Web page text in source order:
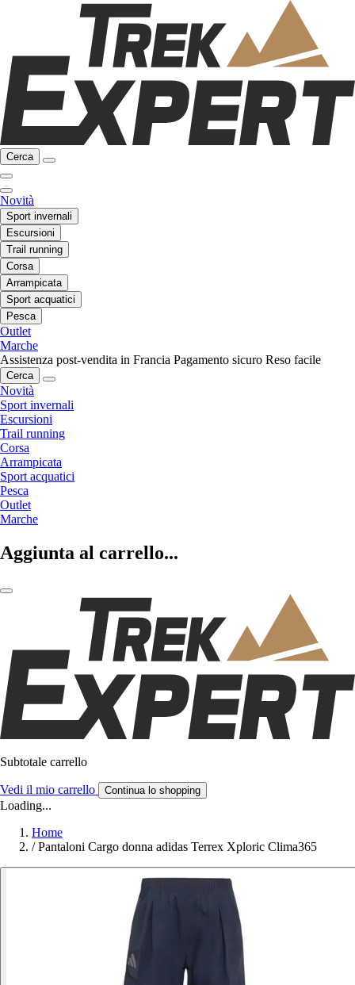
Cerca
Novità
Sport invernali
Escursioni
Trail running
Corsa
Arrampicata
Sport acquatici
Pesca
Outlet
Marche
Assistenza post-vendita in Francia Pagamento sicuro Reso facile
Cerca
Novità
Sport invernali
Escursioni
Trail running
Corsa
Arrampicata
Sport acquatici
Pesca
Outlet
Marche
Aggiunta al carrello...
Subtotale carrello
Vedi il mio carrello Continua lo shopping
Loading...
Home
/ Pantaloni Cargo donna adidas Terrex Xploric Clima365